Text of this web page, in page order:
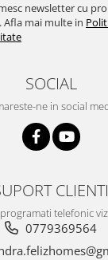
newsletter cu
Afla mai multe in
SOCIAL
ne in social
CLIENTI
telefonic
0779369564